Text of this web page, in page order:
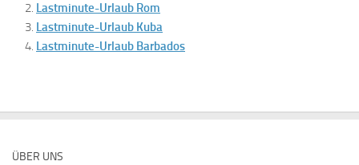
Lastminute-Urlaub Rom
Lastminute-Urlaub Kuba
Lastminute-Urlaub Barbados
ÜBER UNS